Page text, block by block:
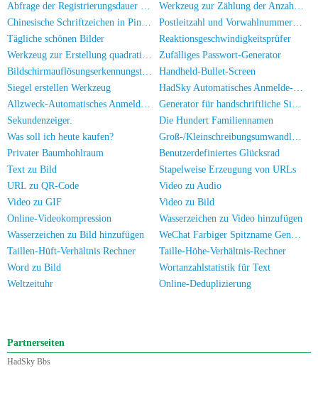
Abfrage der Registrierungsdauer einer Mobilnummer
Werkzeug zur Zählung der Anzahl von Personen auf Fotos
Chinesische Schriftzeichen in Pinyin umwandeln
Postleitzahl und Vorwahlnummer Suche
Tägliche schönen Bilder
Reaktionsgeschwindigkeitsprüfer
Werkzeug zur Erstellung quadratischer Stempel
Zufälliges Passwort-Generator
Bildschirmauflösungserkennungstool
Handheld-Bullet-Screen
Siegel erstellen Werkzeug
HadSky Automatisches Anmelde-Werkzeug
Allzweck-Automatisches Anmelde-Werkzeug
Generator für handschriftliche Signaturbilder
Sekundenzeiger.
Die Hundert Familiennamen
Was soll ich heute kaufen?
Groß-/Kleinschreibungsumwandlung
Privater Baumhohlraum
Benutzerdefiniertes Glücksrad
Text zu Bild
Stapelweise Erzeugung von URLs
URL zu QR-Code
Video zu Audio
Video zu GIF
Video zu Bild
Online-Videokompression
Wasserzeichen zu Video hinzufügen
Wasserzeichen zu Bild hinzufügen
WeChat Farbiger Spitzname Generator
Taillen-Hüft-Verhältnis Rechner
Taille-Höhe-Verhältnis-Rechner
Word zu Bild
Wortanzahlstatistik für Text
Weltzeituhr
Online-Deduplizierung
Partnerseiten
HadSky Bbs